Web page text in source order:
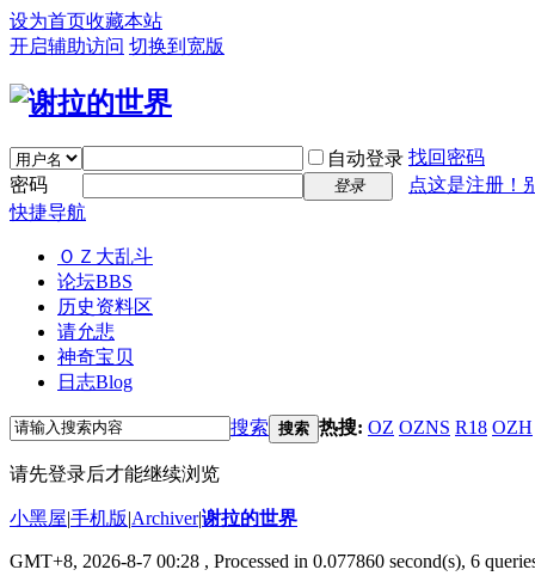
设为首页收藏本站
开启辅助访问 切换到宽版
自动登录 找回密码
密码
登录
点这是注册！
快捷导航
ＯＺ大乱斗
论坛BBS
历史资料区
请允悲
神奇宝贝
日志Blog
搜索 搜索 热搜: OZ OZNS R18 OZH
请先登录后才能继续浏览
小黑屋|手机版|Archiver|谢拉的世界
GMT+8, 2026-8-7 00:28 , Processed in 0.077860 second(s), 6